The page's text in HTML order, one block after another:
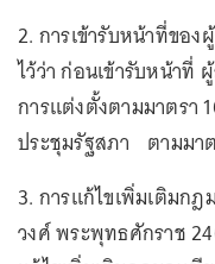
2. การเข้ารับหน้าที่ขอ
ไว้ว่า ก่อนเข้ารับหน้าที่
การแต่งตั้งตามมาตรา
ประชุมรัฐสภา ตามมา
3. การแก้ไขเพิ่มเติมก
วงศ์ พระพุทธศักราช